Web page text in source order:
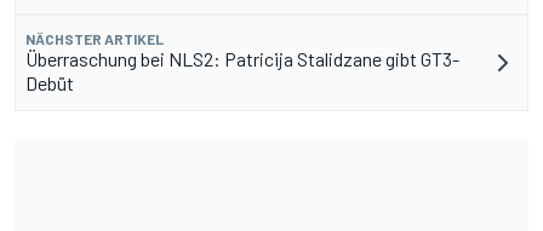
NÄCHSTER ARTIKEL
Überraschung bei NLS2: Patricija Stalidzane gibt GT3-
Debüt